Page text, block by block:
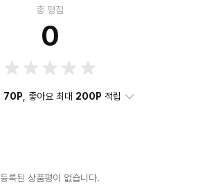
총 평점
0
70P , 좋아요 최대 200P 적립
등록된 상품평이 없습니다.